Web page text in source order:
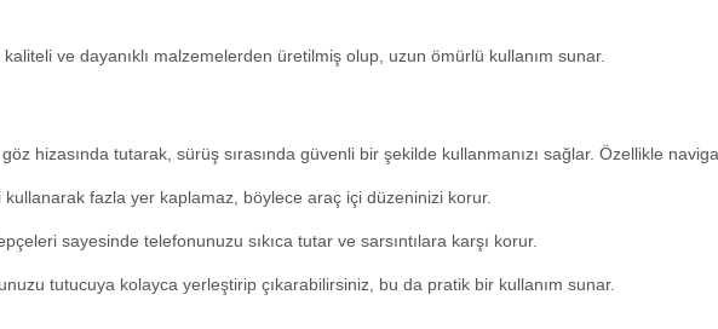
ve dayanıklı malzemelerden üretilmiş olup, uzun ömürlü kullanım sunar.
hizasında tutarak, sürüş sırasında güvenli bir şekilde kullanmanızı sağlar. Özellikle
kullanarak fazla yer kaplamaz, böylece araç içi düzeninizi korur.
sayesinde telefonunuzu sıkıca tutar ve sarsıntılara karşı korur.
tutucuya kolayca yerleştirip çıkarabilirsiniz, bu da pratik bir kullanım sunar.